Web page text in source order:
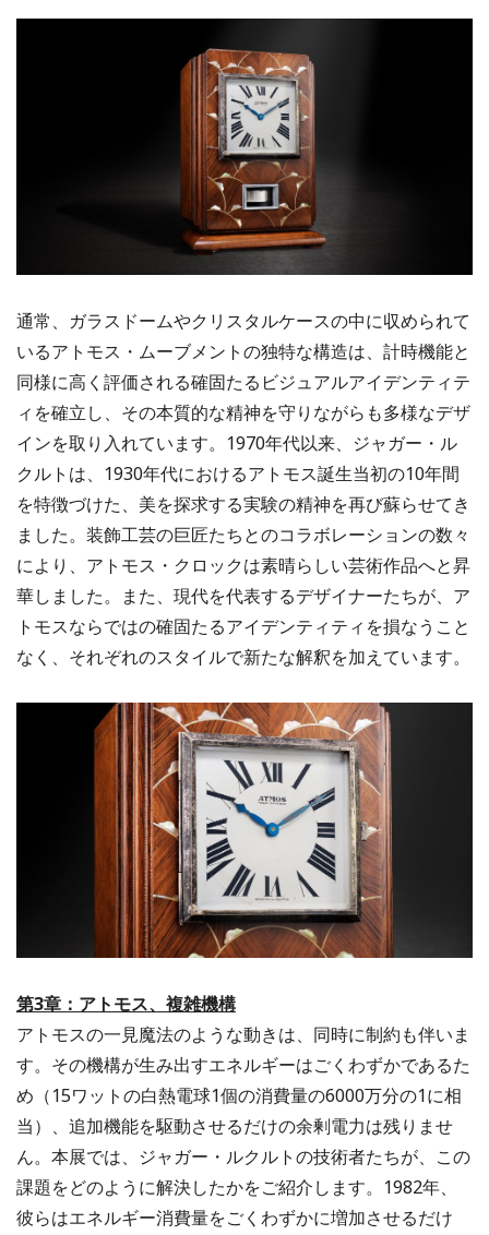
通常、ガラスドームやクリスタルケースの中に収められて
いるアトモス・ムーブメントの独特な構造は、計時機能と
同様に高く評価される確固たるビジュアルアイデンティテ
ィを確立し、その本質的な精神を守りながらも多様なデザ
インを取り入れています。1970年代以来、ジャガー・ル
クルトは、1930年代におけるアトモス誕生当初の10年間
を特徴づけた、美を探求する実験の精神を再び蘇らせてき
ました。装飾工芸の巨匠たちとのコラボレーションの数々
により、アトモス・クロックは素晴らしい芸術作品へと昇
華しました。また、現代を代表するデザイナーたちが、ア
トモスならではの確固たるアイデンティティを損なうこと
なく、それぞれのスタイルで新たな解釈を加えています。
第3章：アトモス、複雑機構
アトモスの一見魔法のような動きは、同時に制約も伴いま
す。その機構が生み出すエネルギーはごくわずかであるた
め（15ワットの白熱電球1個の消費量の6000万分の1に相
当）、追加機能を駆動させるだけの余剰電力は残りませ
ん。本展では、ジャガー・ルクルトの技術者たちが、この
課題をどのように解決したかをご紹介します。1982年、
彼らはエネルギー消費量をごくわずかに増加させるだけ